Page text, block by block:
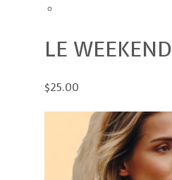
LE WEEKEND
$25.00